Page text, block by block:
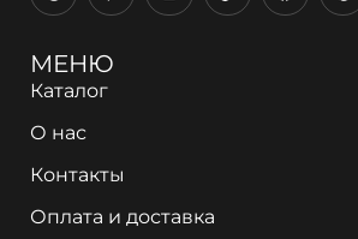
МЕНЮ
Каталог
О нас
Контакты
Оплата и доставка